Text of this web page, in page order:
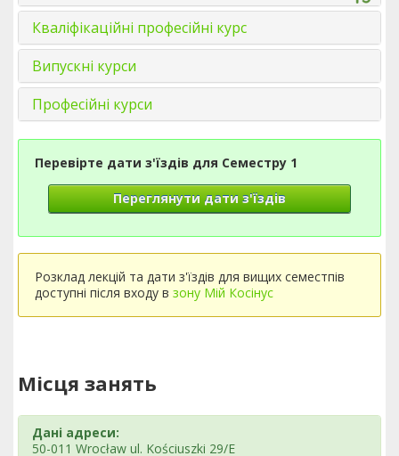
Кваліфікаційні професійні курс
Випускні курси
Професійні курси
Перевірте дати з'їздів для Семестру 1
Переглянути дати з'їздів
Розклад лекцій та дати з'їздів для вищих семестпів
доступні після входу в зону Мій Косінус
Місця занять
Дані адреси:
50-011 Wrocław ul. Kościuszki 29/E